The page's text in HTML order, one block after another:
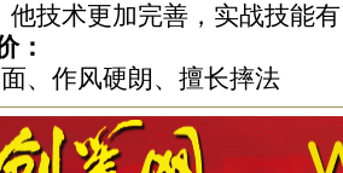
他技术更加完善，实战技能
、作风硬朗、擅长摔法